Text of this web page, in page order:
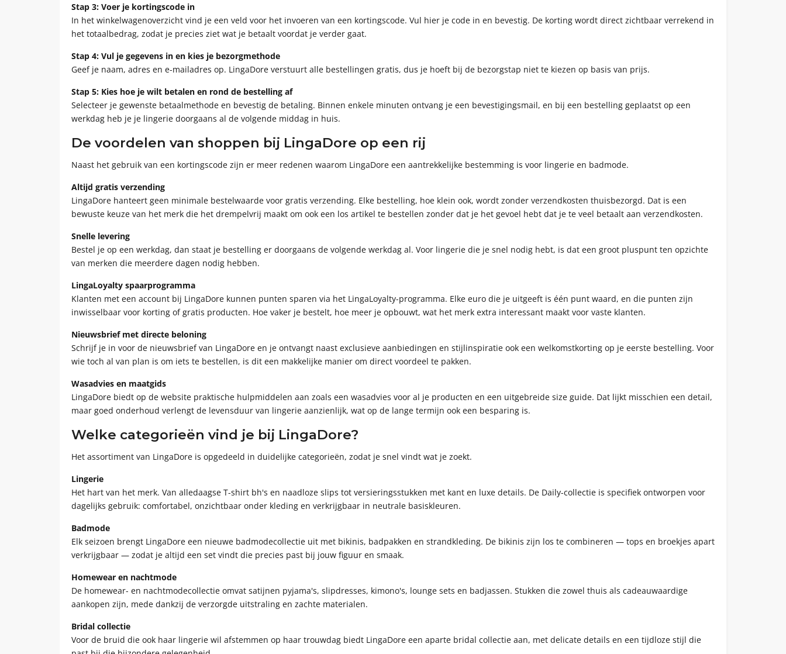
Stap 3: Voer je kortingscode in
In het winkelwagenoverzicht vind je een veld voor het invoeren van een kortingscode. Vul hier je code in en bevestig. De korting wordt direct zichtbaar verrekend in
het totaalbedrag, zodat je precies ziet wat je betaalt voordat je verder gaat.
Stap 4: Vul je gegevens in en kies je bezorgmethode
Geef je naam, adres en e-mailadres op. LingaDore verstuurt alle bestellingen gratis, dus je hoeft bij de bezorgstap niet te kiezen op basis van prijs.
Stap 5: Kies hoe je wilt betalen en rond de bestelling af
Selecteer je gewenste betaalmethode en bevestig de betaling. Binnen enkele minuten ontvang je een bevestigingsmail, en bij een bestelling geplaatst op een
werkdag heb je je lingerie doorgaans al de volgende middag in huis.
De voordelen van shoppen bij LingaDore op een rij
Naast het gebruik van een kortingscode zijn er meer redenen waarom LingaDore een aantrekkelijke bestemming is voor lingerie en badmode.
Altijd gratis verzending
LingaDore hanteert geen minimale bestelwaarde voor gratis verzending. Elke bestelling, hoe klein ook, wordt zonder verzendkosten thuisbezorgd. Dat is een
bewuste keuze van het merk die het drempelvrij maakt om ook een los artikel te bestellen zonder dat je het gevoel hebt dat je te veel betaalt aan verzendkosten.
Snelle levering
Bestel je op een werkdag, dan staat je bestelling er doorgaans de volgende werkdag al. Voor lingerie die je snel nodig hebt, is dat een groot pluspunt ten opzichte
van merken die meerdere dagen nodig hebben.
LingaLoyalty spaarprogramma
Klanten met een account bij LingaDore kunnen punten sparen via het LingaLoyalty-programma. Elke euro die je uitgeeft is één punt waard, en die punten zijn
inwisselbaar voor korting of gratis producten. Hoe vaker je bestelt, hoe meer je opbouwt, wat het merk extra interessant maakt voor vaste klanten.
Nieuwsbrief met directe beloning
Schrijf je in voor de nieuwsbrief van LingaDore en je ontvangt naast exclusieve aanbiedingen en stijlinspiratie ook een welkomstkorting op je eerste bestelling. Voor
wie toch al van plan is om iets te bestellen, is dit een makkelijke manier om direct voordeel te pakken.
Wasadvies en maatgids
LingaDore biedt op de website praktische hulpmiddelen aan zoals een wasadvies voor al je producten en een uitgebreide size guide. Dat lijkt misschien een detail,
maar goed onderhoud verlengt de levensduur van lingerie aanzienlijk, wat op de lange termijn ook een besparing is.
Welke categorieën vind je bij LingaDore?
Het assortiment van LingaDore is opgedeeld in duidelijke categorieën, zodat je snel vindt wat je zoekt.
Lingerie
Het hart van het merk. Van alledaagse T-shirt bh's en naadloze slips tot versieringsstukken met kant en luxe details. De Daily-collectie is specifiek ontworpen voor
dagelijks gebruik: comfortabel, onzichtbaar onder kleding en verkrijgbaar in neutrale basiskleuren.
Badmode
Elk seizoen brengt LingaDore een nieuwe badmodecollectie uit met bikinis, badpakken en strandkleding. De bikinis zijn los te combineren — tops en broekjes apart
verkrijgbaar — zodat je altijd een set vindt die precies past bij jouw figuur en smaak.
Homewear en nachtmode
De homewear- en nachtmodecollectie omvat satijnen pyjama's, slipdresses, kimono's, lounge sets en badjassen. Stukken die zowel thuis als cadeauwaardige
aankopen zijn, mede dankzij de verzorgde uitstraling en zachte materialen.
Bridal collectie
Voor de bruid die ook haar lingerie wil afstemmen op haar trouwdag biedt LingaDore een aparte bridal collectie aan, met delicate details en een tijdloze stijl die